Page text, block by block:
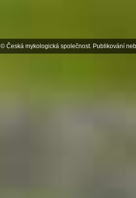
© Česká mykologická společnost. Publikování